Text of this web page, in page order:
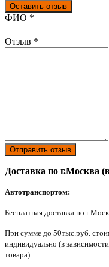
Оставить отзыв
Ваш отзыв был
ФИО *
Отзыв *
Отправить отзыв
Доставка по г.Москва
Автотранспортом:
Бесплатная доставка по
При сумме до 50тыс.руб.
индивидуально (в
товара).